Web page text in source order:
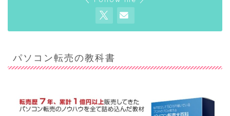
パソコン転売の教科書